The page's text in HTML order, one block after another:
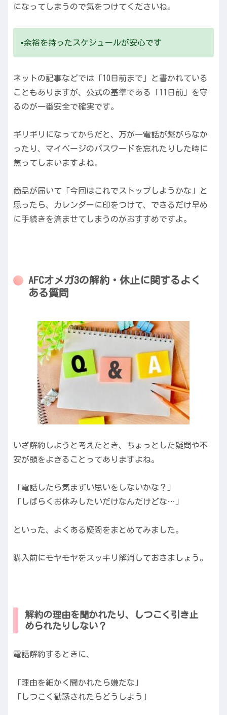
になってしまうので気をつけてくださいね。
▪️余裕を持ったスケジュールが安心です
ネットの記事などでは「10日前まで」と書かれている
こともありますが、公式の基準である「11日前」を守
るのが一番安全で確実です。
ギリギリになってからだと、万が一電話が繋がらなか
ったり、マイページのパスワードを忘れたりした時に
焦ってしまいますよね。
商品が届いて「今回はこれでストップしようかな」と
思ったら、カレンダーに印をつけて、できるだけ早め
に手続きを済ませてしまうのがおすすめですよ。
AFCオメガ3の解約・休止に関するよく
ある質問
いざ解約しようと考えたとき、ちょっとした疑問や不
安が頭をよぎることってありますよね。
「電話したら気まずい思いをしないかな？」
「しばらくお休みしたいだけなんだけどな…」
といった、よくある疑問をまとめてみました。
購入前にモヤモヤをスッキリ解消しておきましょう。
解約の理由を聞かれたり、しつこく引き止
められたりしない？
電話解約するときに、
「理由を細かく聞かれたら嫌だな」
「しつこく勧誘されたらどうしよう」